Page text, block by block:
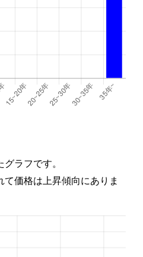
ラフです。
価格は上昇傾向にありま